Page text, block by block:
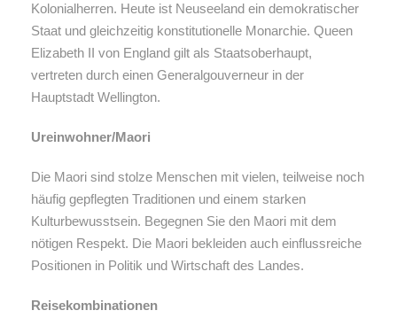
Kolonialherren. Heute ist Neuseeland ein demokratischer
Staat und gleichzeitig konstitutionelle Monarchie. Queen
Elizabeth II von England gilt als Staatsoberhaupt,
vertreten durch einen Generalgouverneur in der
Hauptstadt Wellington.
Ureinwohner/Maori
Die Maori sind stolze Menschen mit vielen, teilweise noch
häufig gepflegten Traditionen und einem starken
Kulturbewusstsein. Begegnen Sie den Maori mit dem
nötigen Respekt. Die Maori bekleiden auch einflussreiche
Positionen in Politik und Wirtschaft des Landes.
Reisekombinationen